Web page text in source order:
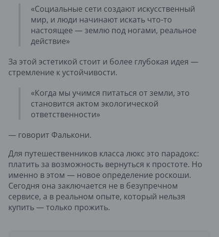
«Социальные сети создают искусственный
мир, и люди начинают искать что-то
настоящее — землю под ногами, реальное
действие»
За этой эстетикой стоит и более глубокая идея —
стремление к устойчивости.
«Когда мы учимся питаться от земли, это
становится актом экологической
ответственности»
— говорит Фалькони.
Для путешественников класса люкс это парадокс:
платить за возможность вернуться к простоте. Но
именно в этом — новое определение роскоши.
Сегодня она заключается не в безупречном
сервисе, а в реальном опыте, который нельзя
купить — только прожить.